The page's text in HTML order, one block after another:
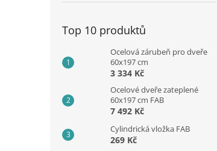
Top 10 produktů
Ocelová zárubeň pro dveře
60x197 cm
3 334 Kč
Ocelové dveře zateplené
60x197 cm FAB
7 492 Kč
Cylindrická vložka FAB
269 Kč